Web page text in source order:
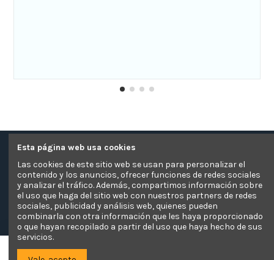
Contacte con nosotros
Información
Pagos Seguros
El Sofá Camaleón
Esta página web usa cookies
Las cookies de este sitio web se usan para personalizar el
contenido y los anuncios, ofrecer funciones de redes sociales
y analizar el tráfico. Además, compartimos información sobre
el uso que haga del sitio web con nuestros partners de redes
sociales, publicidad y análisis web, quienes pueden
combinarla con otra información que les haya proporcionado
o que hayan recopilado a partir del uso que haya hecho de sus
servicios.